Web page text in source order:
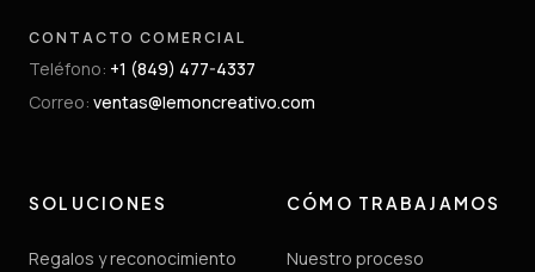
CONTACTO COMERCIAL
Teléfono: +1 (849) 477-4337
Correo: ventas@lemoncreativo.com
SOLUCIONES
Regalos y reconocimiento
CÓMO TRABAJAMOS
Nuestro proceso